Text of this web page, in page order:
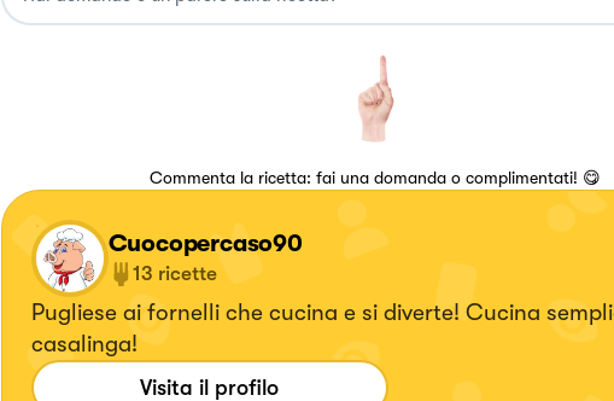
Commenta la ricetta: fai una domanda o complimentati! 😋
Cuocopercaso90
13 ricette
Pugliese ai fornelli che cucina e si diverte! Cucina
casalinga!
Visita il profilo